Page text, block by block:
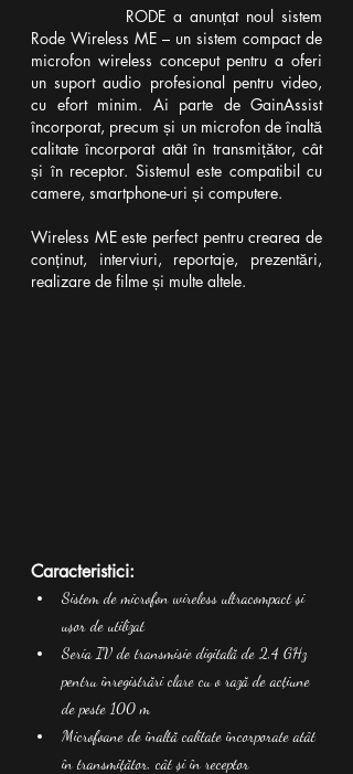
RODE a anunțat noul sistem
Rode Wireless ME – un sistem compact de
microfon wireless conceput pentru a oferi
un suport audio profesional pentru video,
cu efort minim. Ai parte de GainAssist
încorporat, precum și un microfon de înaltă
calitate încorporat atât în transmițător, cât
și în receptor. Sistemul este compatibil cu
camere, smartphone-uri și computere.
Wireless ME este perfect pentru crearea de
conținut, interviuri, reportaje, prezentări,
realizare de filme și multe altele.
Caracteristici:
Sistem de microfon wireless ultracompact și
ușor de utilizat
Seria IV de transmisie digitală de 2,4 GHz
pentru înregistrări clare cu o rază de acțiune
de peste 100 m
Microfoane de înaltă calitate încorporate atât
în transmițător, cât și în receptor